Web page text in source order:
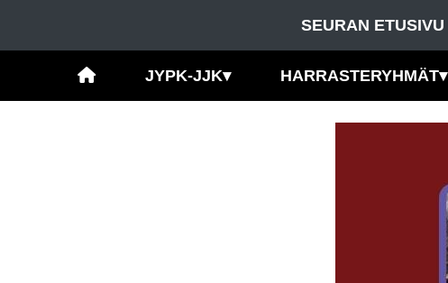
SEURAN ETUSIVU
JYPK-JJK▾ HARRASTERYHMÄT▾